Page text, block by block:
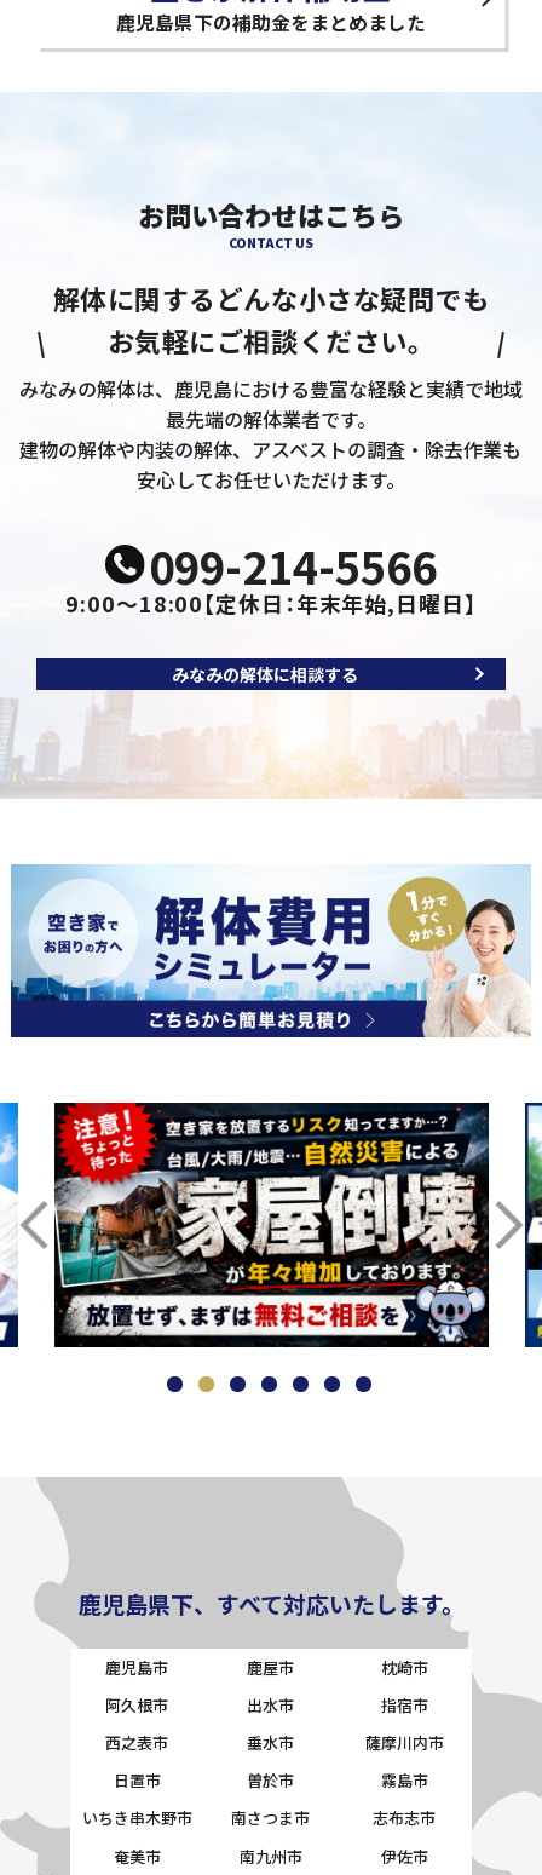
鹿児島県下の補助金をまとめました
お問い合わせはこちら
CONTACT US
解体に関するどんな小さな疑問でも
お気軽にご相談ください。
みなみの解体は、鹿児島における豊富な経験と実績で地域
最先端の解体業者です。
建物の解体や内装の解体、アスベストの調査・除去作業も
安心してお任せいただけます。
099-214-5566
9:00～18:00【定休日：年末年始,日曜日】
みなみの解体に相談する
鹿児島県下、すべて対応いたします。
鹿児島市 鹿屋市
枕崎市
阿久根市
出水市
指宿市
西之表市
垂水市
薩摩川内市
日置市
曽於市
霧島市
いちき串木野市
南さつま市
志布志市
奄美市
南九州市
伊佐市